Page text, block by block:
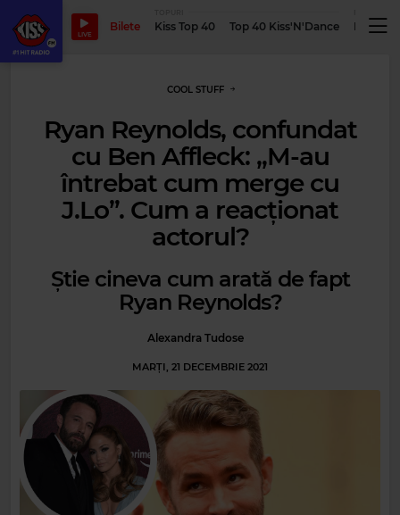
LIVE
Bilete Kiss Top 40 Top 40 Kiss'N'Dance
COOL STUFF
Ryan Reynolds, confundat
cu Ben Affleck: „M-au
întrebat cum merge cu
J.Lo”. Cum a reacționat
actorul?
Știe cineva cum arată de fapt
Ryan Reynolds?
Alexandra Tudose
MARȚI, 21 DECEMBRIE 2021